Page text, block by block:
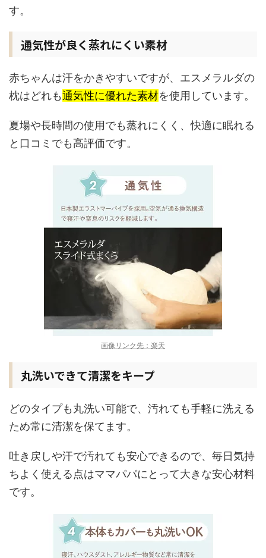
す。
通気性が良く蒸れにくい素材
赤ちゃんは汗をかきやすいですが、エスメラルダの
枕はどれも通気性に優れた素材を使用しています。
夏場や長時間の使用でも蒸れにくく、快適に眠れる
と口コミでも高評価です。
画像リンク先：楽天
丸洗いできて清潔をキープ
どのタイプも丸洗い可能で、汚れても手軽に洗える
ため常に清潔を保てます。
吐き戻しや汗で汚れても安心できるので、毎日気持
ちよく使える点はママパパにとって大きな安心材料
です。